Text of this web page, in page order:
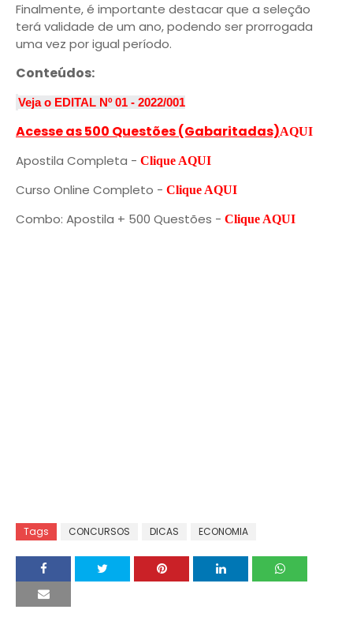
Finalmente, é importante destacar que a seleção
terá validade de um ano, podendo ser prorrogada
uma vez por igual período.
Conteúdos:
Veja o EDITAL Nº 01 - 2022/001
Acesse as 500 Questões (Gabaritadas)AQUI
Apostila Completa - Clique AQUI
Curso Online Completo - Clique AQUI
Combo: Apostila + 500 Questões - Clique AQUI
Tags CONCURSOS DICAS ECONOMIA